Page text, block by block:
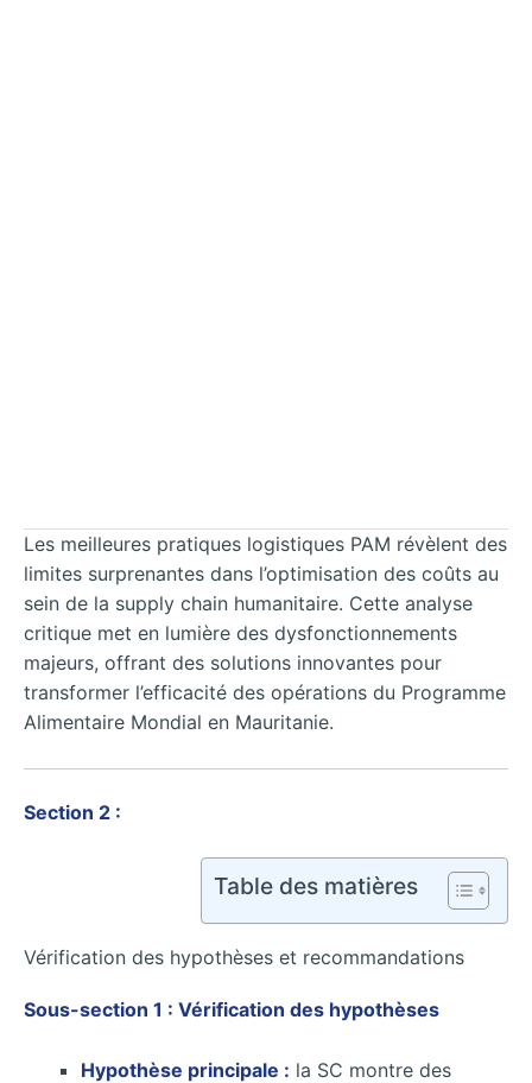
Les meilleures pratiques logistiques PAM révèlent des
limites surprenantes dans l’optimisation des coûts au
sein de la supply chain humanitaire. Cette analyse
critique met en lumière des dysfonctionnements
majeurs, offrant des solutions innovantes pour
transformer l’efficacité des opérations du Programme
Alimentaire Mondial en Mauritanie.
Section 2 :
Table des matières
Vérification des hypothèses et recommandations
Sous-section 1 : Vérification des hypothèses
Hypothèse principale : la SC montre des